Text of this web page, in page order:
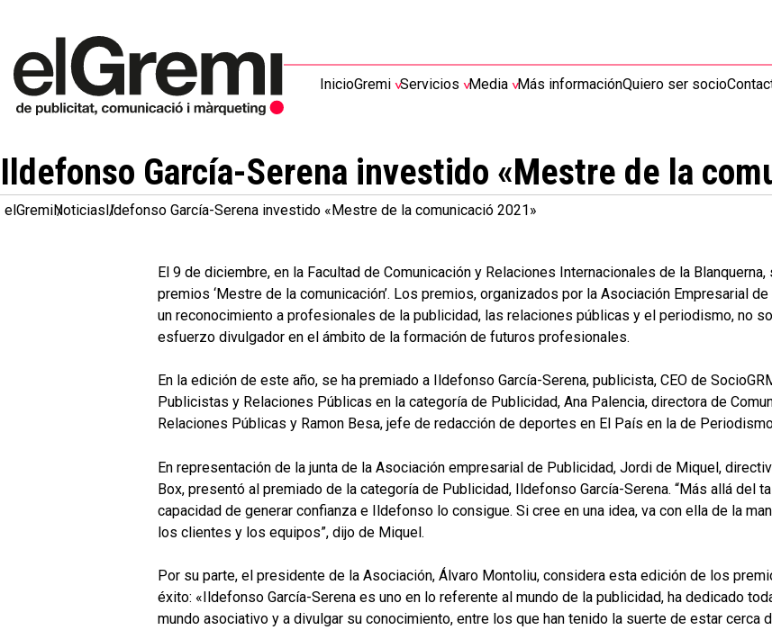
InicioGremi Servicios Media Más informaciónQuiero ser socio
Ildefonso García-Serena investido «Mestre de la
elGremiNoticiasIldefonso García-Serena investido «Mestre de la comunicació 2021»
El 9 de diciembre, en la Facultad de Comunicación y Relaciones Internacionales de la
premios ‘Mestre de la comunicación’. Los premios, organizados por la Asociación Empresarial
un reconocimiento a profesionales de la publicidad, las relaciones públicas y el periodismo, no
esfuerzo divulgador en el ámbito de la formación de futuros profesionales.
En la edición de este año, se ha premiado a Ildefonso García-Serena, publicista, CEO de
Publicistas y Relaciones Públicas en la categoría de Publicidad, Ana Palencia, directora de
Relaciones Públicas y Ramon Besa, jefe de redacción de deportes en El País en la de
En representación de la junta de la Asociación empresarial de Publicidad, Jordi de Miquel,
Box, presentó al premiado de la categoría de Publicidad, Ildefonso García-Serena. “Más allá del
capacidad de generar confianza e Ildefonso lo consigue. Si cree en una idea, va con ella de la
los clientes y los equipos”, dijo de Miquel.
Por su parte, el presidente de la Asociación, Álvaro Montoliu, considera esta edición de los
éxito: «Ildefonso García-Serena es uno en lo referente al mundo de la publicidad, ha dedicado
mundo asociativo y a divulgar su conocimiento, entre los que han tenido la suerte de estar cerca